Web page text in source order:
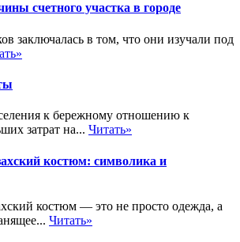
счетного участка в городе
заключалась в том, что они изучали под
к бережному отношению к
затрат на... Читать»
костюм: символика и
костюм — это не просто одежда, а
Читать»